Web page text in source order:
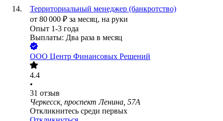
Территориальный менеджер (банкротство)
от 80 000 ₽ за месяц, на руки
Опыт 1-3 года
Выплаты: Два раза в месяц
ООО Центр Финансовых Решений
4.4
•
31 отзыв
Черкесск, проспект Ленина, 57А
Откликнитесь среди первых